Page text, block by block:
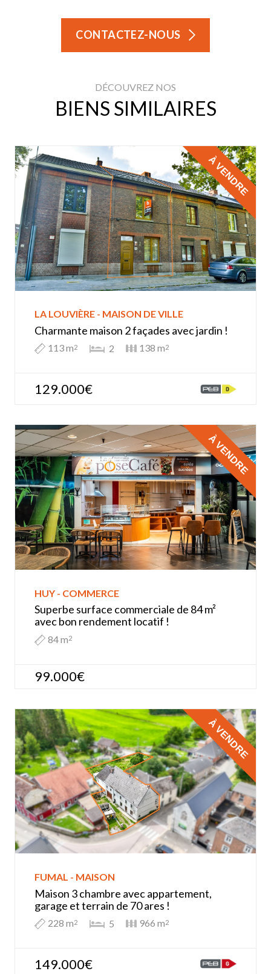
CONTACTEZ-NOUS
DÉCOUVREZ NOS
BIENS SIMILAIRES
LA LOUVIÈRE - MAISON DE VILLE
Charmante maison 2 façades avec jardin !
113 m2 2 138 m2
129.000€
À VENDRE
HUY - COMMERCE
Superbe surface commerciale de 84 m²
avec bon rendement locatif !
84 m2
99.000€
À VENDRE
FUMAL - MAISON
Maison 3 chambre avec appartement,
garage et terrain de 70 ares !
228 m2 5 966 m2
149.000€
À VENDRE